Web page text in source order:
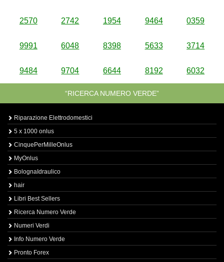
2570 2742 1954 9464 0359
9991 6048 8398 5633 3714
9484 9704 6644 8192 6032
“RICERCA NUMERO VERDE”
Riparazione Elettrodomestici
5 x 1000 onlus
CinquePerMilleOnlus
MyOnlus
BolognaIdraulico
hair
Libri Best Sellers
Ricerca Numero Verde
Numeri Verdi
Info Numero Verde
Pronto Forex